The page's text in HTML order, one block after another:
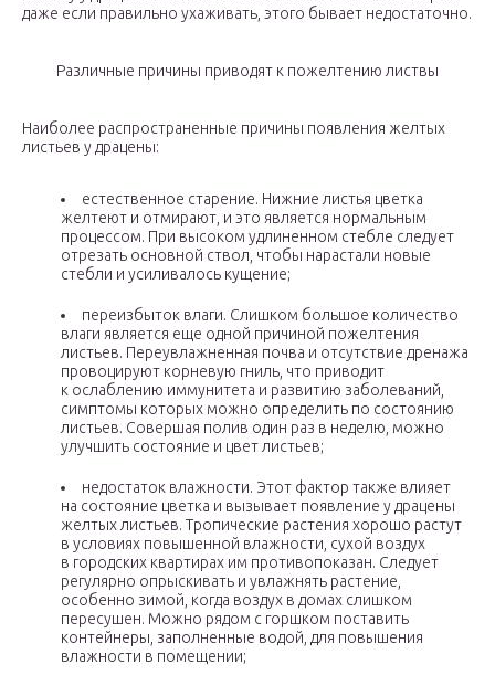
даже если правильно ухаживать, этого бывает недостаточно.
Различные причины приводят к пожелтению листвы
Наиболее распространенные причины появления желтых
листьев у драцены:
естественное старение. Нижние листья цветка
желтеют и отмирают, и это является нормальным
процессом. При высоком удлиненном стебле следует
отрезать основной ствол, чтобы нарастали новые
стебли и усиливалось кущение;
переизбыток влаги. Слишком большое количество
влаги является еще одной причиной пожелтения
листьев. Переувлажненная почва и отсутствие дренажа
провоцируют корневую гниль, что приводит
к ослаблению иммунитета и развитию заболеваний,
симптомы которых можно определить по состоянию
листьев. Совершая полив один раз в неделю, можно
улучшить состояние и цвет листьев;
недостаток влажности. Этот фактор также влияет
на состояние цветка и вызывает появление у драцены
желтых листьев. Тропические растения хорошо растут
в условиях повышенной влажности, сухой воздух
в городских квартирах им противопоказан. Следует
регулярно опрыскивать и увлажнять растение,
особенно зимой, когда воздух в домах слишком
пересушен. Можно рядом с горшком поставить
контейнеры, заполненные водой, для повышения
влажности в помещении;